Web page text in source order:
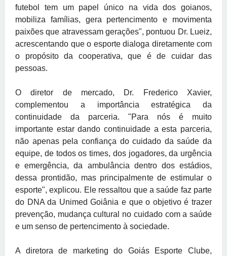
futebol tem um papel único na vida dos goianos,
mobiliza famílias, gera pertencimento e movimenta
paixões que atravessam gerações", pontuou Dr. Lueiz,
acrescentando que o esporte dialoga diretamente com
o propósito da cooperativa, que é de cuidar das
pessoas.
O diretor de mercado, Dr. Frederico Xavier,
complementou a importância estratégica da
continuidade da parceria. "Para nós é muito
importante estar dando continuidade a esta parceria,
não apenas pela confiança do cuidado da saúde da
equipe, de todos os times, dos jogadores, da urgência
e emergência, da ambulância dentro dos estádios,
dessa prontidão, mas principalmente de estimular o
esporte", explicou. Ele ressaltou que a saúde faz parte
do DNA da Unimed Goiânia e que o objetivo é trazer
prevenção, mudança cultural no cuidado com a saúde
e um senso de pertencimento à sociedade.
A diretora de marketing do Goiás Esporte Clube,